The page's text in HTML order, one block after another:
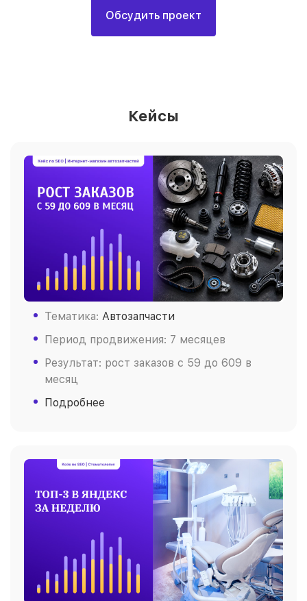
Обсудить проект
Кейсы
Тематика: Автозапчасти
Период продвижения: 7 месяцев
Результат: рост заказов c 59 до 609 в
месяц
Подробнее